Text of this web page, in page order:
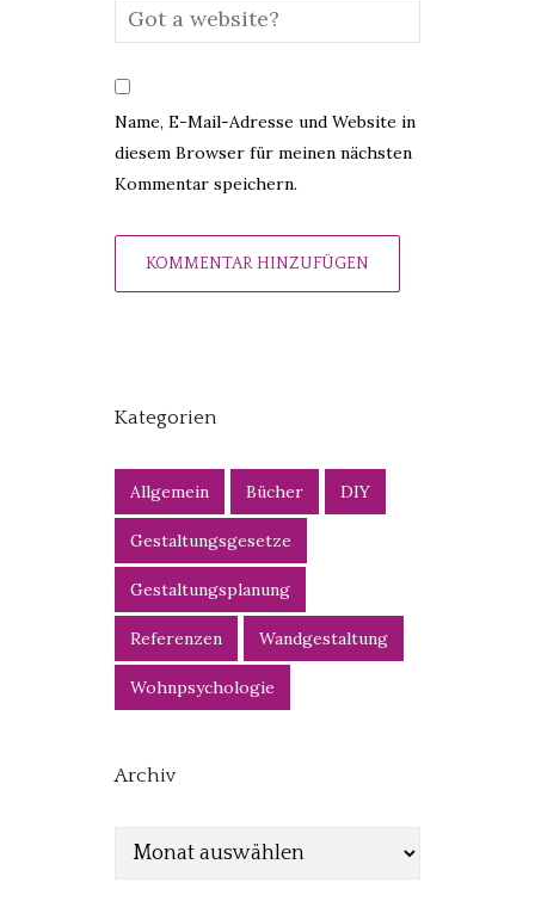
Name, E-Mail-Adresse und Website in
diesem Browser für meinen nächsten
Kommentar speichern.
Kategorien
Allgemein Bücher DIY
Gestaltungsgesetze
Gestaltungsplanung
Referenzen Wandgestaltung
Wohnpsychologie
Archiv